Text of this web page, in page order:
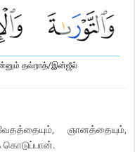
தவ்றாத்/இன்ஜீல்
ஞானத்தையும்,
கொடுப்பான்.